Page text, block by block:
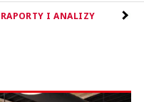
RAPORTY I ANALIZY